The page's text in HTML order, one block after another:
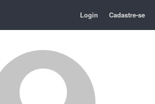
Login Cadastre-se